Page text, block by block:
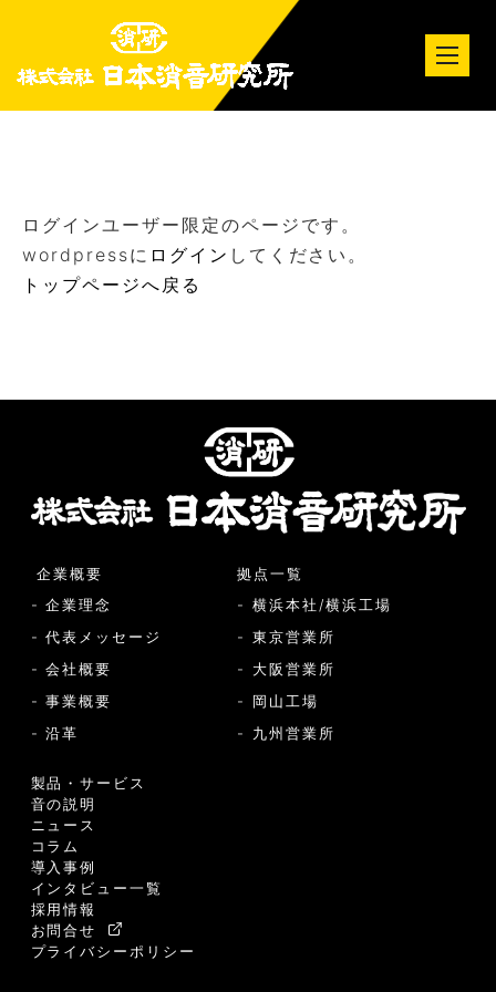
ログインユーザー限定のページです。
wordpressに ログイン してください。
トップページへ戻る
企業概要
- 企業理念
- 代表メッセージ
- 会社概要
- 事業概要
- 沿革
製品・サービス
音の説明
ニュース
コラム
導入事例
インタビュー一覧
採用情報
お問合せ
プライバシーポリシー
拠点一覧
- 横浜本社/横浜工場
- 東京営業所
- 大阪営業所
- 岡山工場
- 九州営業所